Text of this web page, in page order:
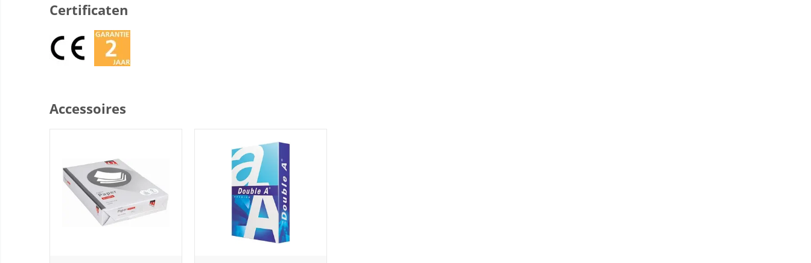
Certificaten
Accessoires